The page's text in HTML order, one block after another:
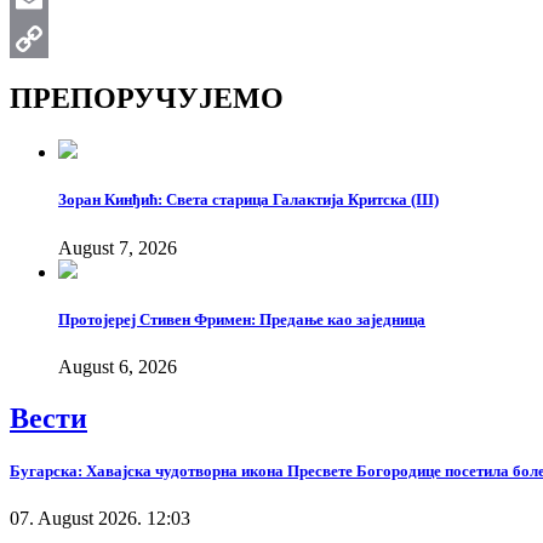
Email
ПРЕПОРУЧУЈЕМО
Зоран Кинђић: Света старица Галактија Критска (III)
August 7, 2026
Протојереј Стивен Фримен: Предање као заједница
August 6, 2026
Вести
Бугарска: Хавајска чудотворна икона Пресвете Богородице посетила
07. August 2026. 12:03